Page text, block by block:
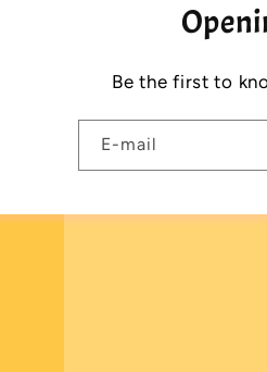
Be the first to
E-mail